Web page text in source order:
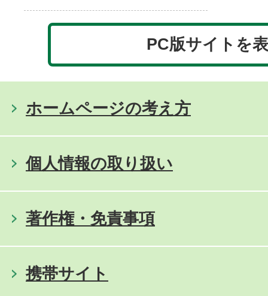
PC版サイトを
ホームページの考え方
個人情報の取り扱い
著作権・免責事項
携帯サイト